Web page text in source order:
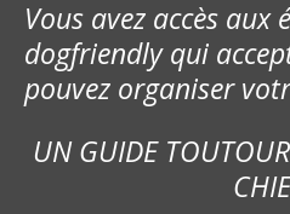
Vous avez accès aux
dogfriendly qui
pouvez organiser
UN GUIDE